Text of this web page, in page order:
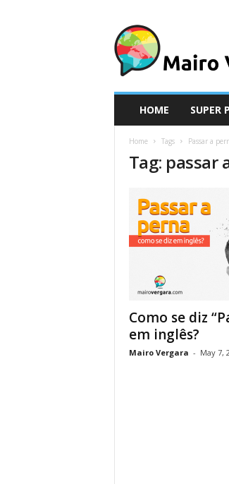
i
r
HOME SUPER
Home Tags Passar a
Tag: passar
Como se diz
em inglês?
Mairo Vergara - May 7,